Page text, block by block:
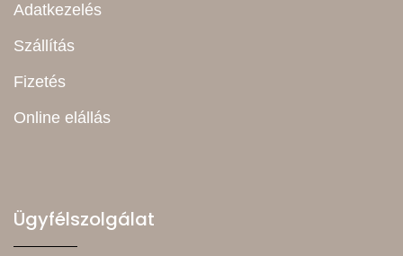
Adatkezelés
Szállítás
Fizetés
Online elállás
Ügyfélszolgálat